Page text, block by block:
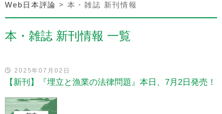
Web日本評論 >本・雑誌 新刊情報
本・雑誌 新刊情報 一覧
2025年07月02日
【新刊】『埋立と漁業の法律問題』本日、7月2日発売！